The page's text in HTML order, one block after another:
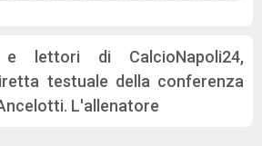
lettori di CalcioNapoli24,
testuale della conferenza
L'allenatore